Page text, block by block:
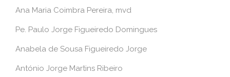
Ana Maria Coimbra Pereira, mvd
Pe. Paulo Jorge Figueiredo Domingues
Anabela de Sousa Figueiredo Jorge
António Jorge Martins Ribeiro